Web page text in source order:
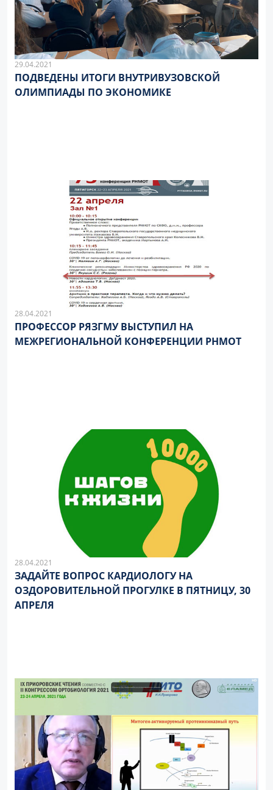
29.04.2021
ПОДВЕДЕНЫ ИТОГИ ВНУТРИВУЗОВСКОЙ
ОЛИМПИАДЫ ПО ЭКОНОМИКЕ
28.04.2021
ПРОФЕССОР РЯЗГМУ ВЫСТУПИЛ НА
МЕЖРЕГИОНАЛЬНОЙ КОНФЕРЕНЦИИ РНМОТ
28.04.2021
ЗАДАЙТЕ ВОПРОС КАРДИОЛОГУ НА
ОЗДОРОВИТЕЛЬНОЙ ПРОГУЛКЕ В ПЯТНИЦУ, 30
АПРЕЛЯ